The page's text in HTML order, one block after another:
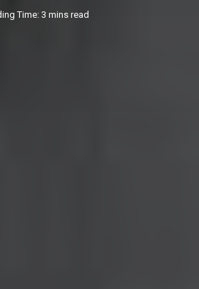
Time: 3 mins read